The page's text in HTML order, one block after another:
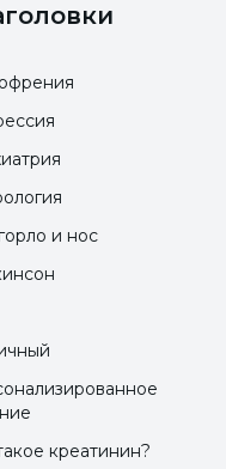
и нос
креатинин?